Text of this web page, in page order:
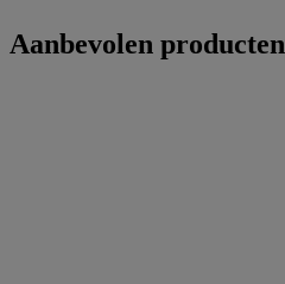
Aanbevolen producten